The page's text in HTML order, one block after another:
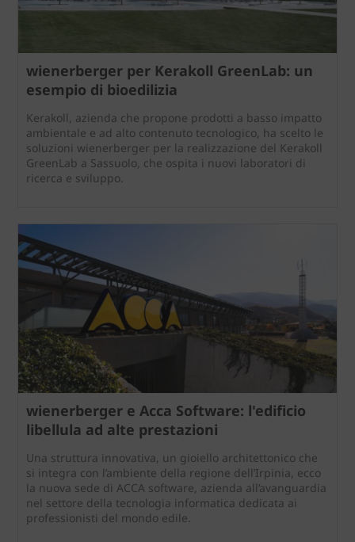
wienerberger per Kerakoll GreenLab: un
esempio di bioedilizia
Kerakoll, azienda che propone prodotti a basso impatto
ambientale e ad alto contenuto tecnologico, ha scelto le
soluzioni wienerberger per la realizzazione del Kerakoll
GreenLab a Sassuolo, che ospita i nuovi laboratori di
ricerca e sviluppo.
wienerberger e Acca Software: l'edificio
libellula ad alte prestazioni
Una struttura innovativa, un gioiello architettonico che
si integra con l’ambiente della regione dell’Irpinia, ecco
la nuova sede di ACCA software, azienda all’avanguardia
nel settore della tecnologia informatica dedicata ai
professionisti del mondo edile.